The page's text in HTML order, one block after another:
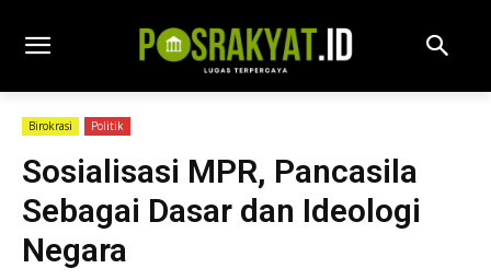
Birokrasi Politik
Sosialisasi MPR, Pancasila
Sebagai Dasar dan Ideologi
Negara